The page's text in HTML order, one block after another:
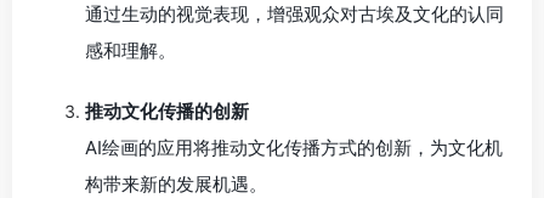
通过生动的视觉表现，增强观众对古埃及文化的认同
感和理解。
推动文化传播的创新
AI绘画的应用将推动文化传播方式的创新，为文化机
构带来新的发展机遇。